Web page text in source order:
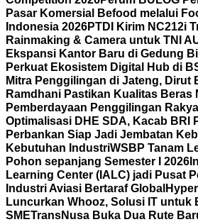
Pasar Komersial Befood melalui
Indonesia 2026PTDI Kirim NC212i
Rainmaking & Camera untuk TNI
Ekspansi Kantor Baru di Gedung
Perkuat Ekosistem Digital Hub di
Mitra Penggilingan di Jateng, Dirut
Ramdhani Pastikan Kualitas Beras
Pemberdayaan Penggilingan
Optimalisasi DHE SDA, Kacab BRI
Perbankan Siap Jadi Jembatan
Kebutuhan IndustriWSBP Tanam
Pohon sepanjang Semester I 2026
Learning Center (IALC) jadi Pusat
Industri Aviasi Bertaraf Global
Luncurkan Whooz, Solusi IT untuk
SMETransNusa Buka Dua Rute